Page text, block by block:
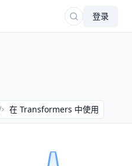
登录
在 Transformers 中使用